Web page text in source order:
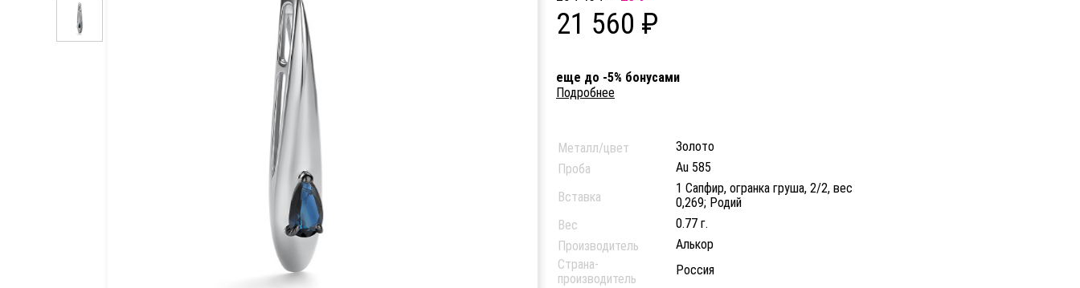
21 560 ₽
еще до -5% бонусами
Подробнее
Металл/цвет
Золото
Проба
Au 585
Вставка
1 Сапфир, огранка груша, 2/2, вес
0,269; Родий
Вес
0.77 г.
Производитель
Алькор
Страна-
производитель
Россия